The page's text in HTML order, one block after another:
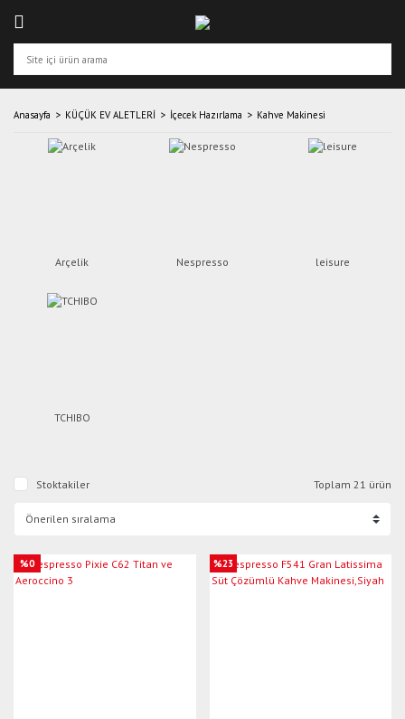
Anasayfa KÜÇÜK EV ALETLERİ İçecek Hazırlama Kahve Makinesi
Arçelik Nespresso leisure
TCHIBO
Stoktakiler Toplam 21 ürün
%0 %23